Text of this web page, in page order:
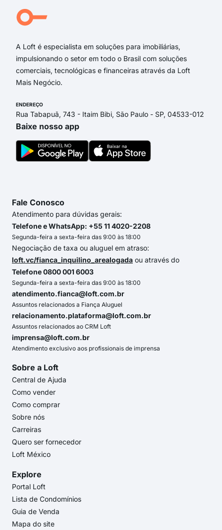
A Loft é especialista em soluções para imobiliárias,
impulsionando o setor em todo o Brasil com soluções
comerciais, tecnológicas e financeiras através da Loft
Mais Negócio.
ENDEREÇO
Rua Tabapuã, 743 - Itaim Bibi, São Paulo - SP, 04533-012
Baixe nosso app
Fale Conosco
Atendimento para dúvidas gerais:
Telefone e WhatsApp: +55 11 4020-2208
Segunda-feira a sexta-feira das 9:00 às 18:00
Negociação de taxa ou aluguel em atraso:
loft.vc/fianca_inquilino_arealogada ou através do
Telefone 0800 001 6003
Segunda-feira a sexta-feira das 9:00 às 18:00
atendimento.fianca@loft.com.br
Assuntos relacionados a Fiança Aluguel
relacionamento.plataforma@loft.com.br
Assuntos relacionados ao CRM Loft
imprensa@loft.com.br
Atendimento exclusivo aos profissionais de imprensa
Sobre a Loft
Central de Ajuda
Como vender
Como comprar
Sobre nós
Carreiras
Quero ser fornecedor
Loft México
Explore
Portal Loft
Lista de Condomínios
Guia de Venda
Mapa do site